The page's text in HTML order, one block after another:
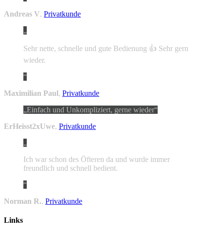
Andreas V, Privatkunde
Sehr nette, schnelle und gute Bedienung 👍 Sehr gern
wieder.
Maximilian Paul, Privatkunde
Einfach und Unkompliziert, gerne wieder
ErHeisst2xUwe, Privatkunde
Ich war schon des Öfteren da und wurde immer
freundlich und schnell bedient.
Norman R., Privatkunde
Links